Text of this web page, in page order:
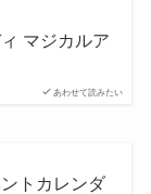
あわせて読みたい
マジカルア
トカレンダ